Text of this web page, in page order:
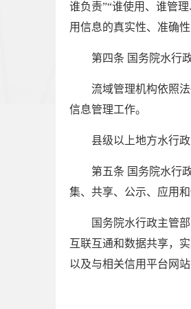
谁负责”“谁使用、谁管
用信息的真实性、准确
第四条 国务院水行
流域管理机构依照
信息管理工作。
县级以上地方水行
第五条 国务院水行
集、共享、公示、应用和
国务院水行政主管
互联互通和数据共享，
以及与相关信用平台网